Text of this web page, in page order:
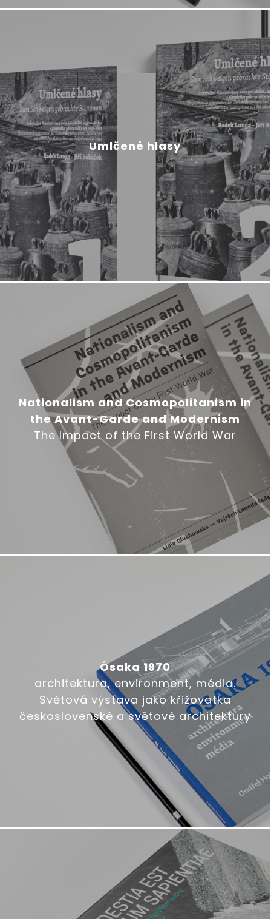
Umlčené hlasy
Nationalism and Cosmopolitanism in
the Avant-Garde and Modernism
The Impact of the First World War
Ósaka 1970
architektura, environment, média.
Světová výstava jako křižovatka
československé a světové architektury